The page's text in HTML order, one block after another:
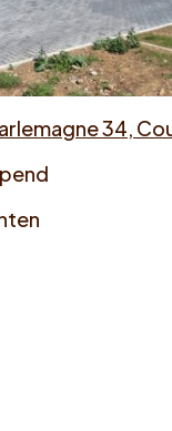
Voucher claimen
34,